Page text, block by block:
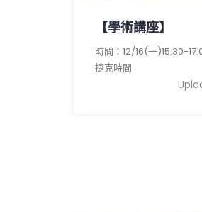
【學術講座】
時間：12/16(一)15:30-
捷克時間